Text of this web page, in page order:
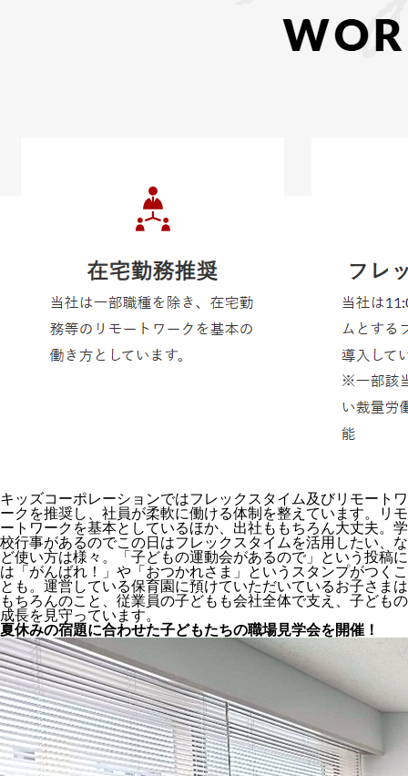
キッズコーポレーションではフレックスタイム及びリモートワ
ークを推奨し、社員が柔軟に働ける体制を整えています。リモ
ートワークを基本としているほか、出社ももちろん大丈夫。学
校行事があるのでこの日はフレックスタイムを活用したい、な
ど使い方は様々。「子どもの運動会があるので」という投稿に
は「がんばれ！」や「おつかれさま」というスタンプがつくこ
とも。運営している保育園に預けていただいているお子さまは
もちろんのこと、従業員の子どもも会社全体で支え、子どもの
成長を見守っています。
夏休みの宿題に合わせた子どもたちの職場見学会を開催！